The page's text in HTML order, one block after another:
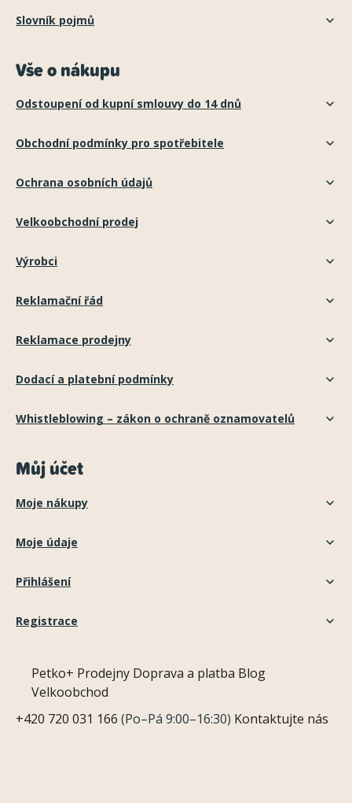
Slovník pojmů
Vše o nákupu
Odstoupení od kupní smlouvy do 14 dnů
Obchodní podmínky pro spotřebitele
Ochrana osobních údajů
Velkoobchodní prodej
Výrobci
Reklamační řád
Reklamace prodejny
Dodací a platební podmínky
Whistleblowing – zákon o ochraně oznamovatelů
Můj účet
Moje nákupy
Moje údaje
Přihlášení
Registrace
Petko+ Prodejny Doprava a platba Blog
Velkoobchod
+420 720 031 166 (Po–Pá 9:00–16:30) Kontaktujte nás